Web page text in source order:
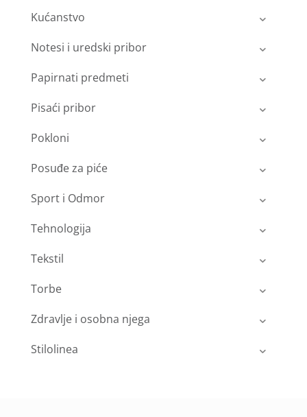
Kućanstvo
Notesi i uredski pribor
Papirnati predmeti
Pisaći pribor
Pokloni
Posuđe za piće
Sport i Odmor
Tehnologija
Tekstil
Torbe
Zdravlje i osobna njega
Stilolinea